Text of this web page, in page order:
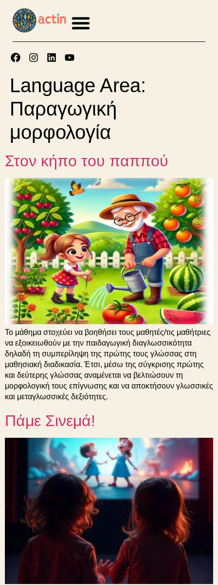
περιεχόμενο
Language Area:
Παραγωγική
μορφολογία
Στον κήπο του παππού
Το μάθημα στοχεύει να βοηθήσει τους μαθητές/τις μαθήτριες
να εξοικειωθούν με την παιδαγωγική διαγλωσσικότητα
δηλαδή τη συμπερίληψη της πρώτης τους γλώσσας στη
μαθησιακή διαδικασία. Έτσι, μέσω της σύγκρισης πρώτης
και δεύτερης γλώσσας αναμένεται να βελτιώσουν τη
μορφολογική τους επίγνωσης και να αποκτήσουν γλωσσικές
και μεταγλωσσικές δεξιότητες.
Πάμε Σινεμά!